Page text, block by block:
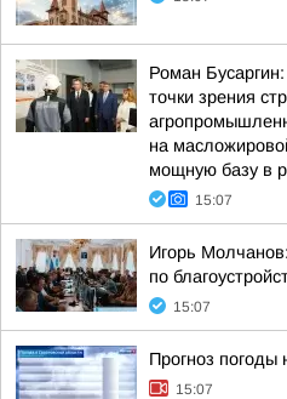
Роман
точки зрения
на
мощную базу в
15:07
Игорь
по
15:07
Прогноз погоды
15:07